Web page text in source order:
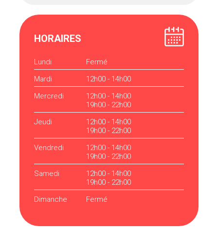
HORAIRES
Lundi
Fermé
Mardi
12h00 - 14h00
Mercredi
12h00 - 14h00
19h00 - 22h00
Jeudi
12h00 - 14h00
19h00 - 22h00
Vendredi
12h00 - 14h00
19h00 - 22h00
Samedi
12h00 - 14h00
19h00 - 22h00
Dimanche
Fermé